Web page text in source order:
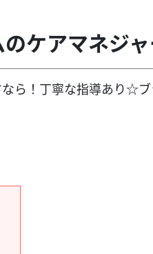
のケアマネジ
ら！丁寧な指導あり☆